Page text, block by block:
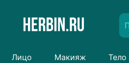
Лицо Макияж Тело